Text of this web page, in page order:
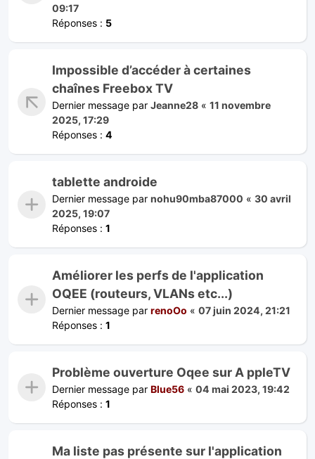
09:17
Réponses : 5
Impossible d’accéder à certaines
chaînes Freebox TV
Dernier message par Jeanne28 « 11 novembre
2025, 17:29
Réponses : 4
tablette androide
Dernier message par nohu90mba87000 « 30 avril
2025, 19:07
Réponses : 1
Améliorer les perfs de l'application
OQEE (routeurs, VLANs etc...)
Dernier message par renoOo « 07 juin 2024, 21:21
Réponses : 1
Problème ouverture Oqee sur A ppleTV
Dernier message par Blue56 « 04 mai 2023, 19:42
Réponses : 1
Ma liste pas présente sur l'application